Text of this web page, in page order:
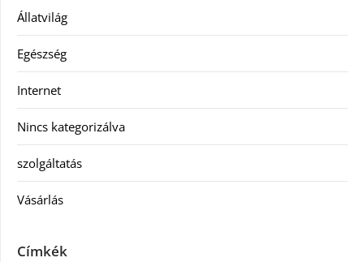
Állatvilág
Egészség
Internet
Nincs kategorizálva
szolgáltatás
Vásárlás
Címkék